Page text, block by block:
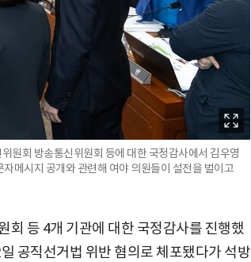
원회 방송통신위원회 등에 대한 국정감사에서 김우영
메시지 공개와 관련해 여야 의원들이 설전을 벌이고
회 등 4개 기관에 대한 국정감사를 진행했
공직선거법 위반 혐의로 체포됐다가 석방